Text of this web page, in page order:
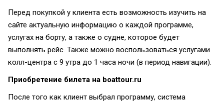
Перед покупкой у клиента есть возможность изучить на
сайте актуальную информацию о каждой программе,
услугах на борту, а также о судне, которое будет
выполнять рейс. Также можно воспользоваться услугами
колл-центра с 9 утра до 1 часа ночи (в период навигации).
Приобретение билета на boattour.ru
После того как клиент выбрал программу, система